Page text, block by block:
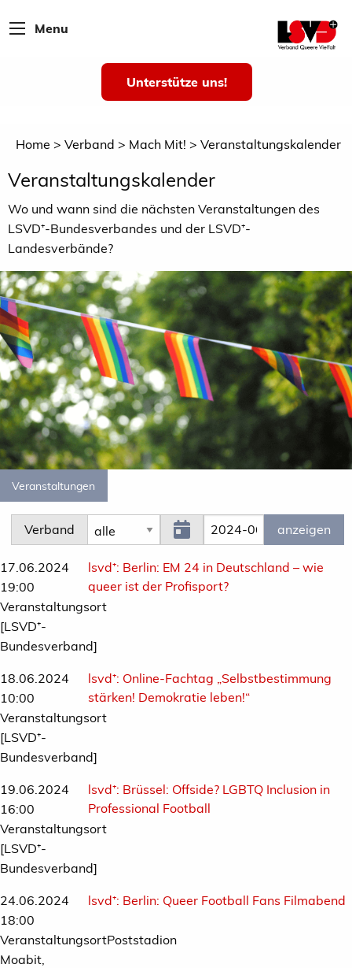
Menu
Unterstütze uns!
Home Verband Mach Mit! Veranstaltungskalender
Veranstaltungskalender
Wo und wann sind die nächsten Veranstaltungen des
LSVD⁺-Bundesverbandes und der LSVD⁺-
Landesverbände?
Veranstaltungen
Verband
17.06.2024
19:00
Veranstaltungsort
[LSVD⁺-
Bundesverband]
lsvd⁺: Berlin: EM 24 in Deutschland – wie
queer ist der Profisport?
18.06.2024
10:00
Veranstaltungsort
[LSVD⁺-
Bundesverband]
lsvd⁺: Online-Fachtag „Selbstbestimmung
stärken! Demokratie leben!“
19.06.2024
16:00
Veranstaltungsort
[LSVD⁺-
Bundesverband]
lsvd⁺: Brüssel: Offside? LGBTQ Inclusion in
Professional Football
24.06.2024
18:00
VeranstaltungsortPoststadion
Moabit,
lsvd⁺: Berlin: Queer Football Fans Filmabend